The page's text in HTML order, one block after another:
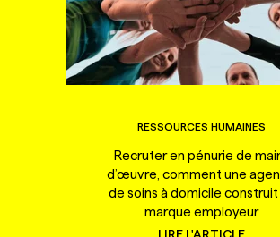
RESSOURCES HUMAINES
Recruter en pénurie de
d’œuvre, comment une
de soins à domicile construit
marque employeur